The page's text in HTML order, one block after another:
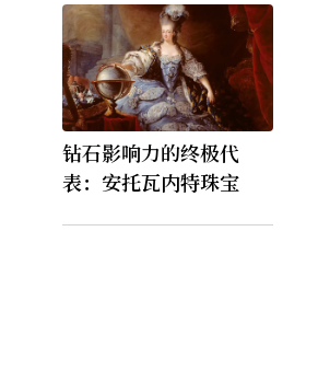
钻石影响力的终极代
表：安托瓦内特珠宝